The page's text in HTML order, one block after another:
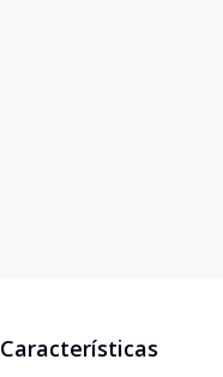
Características